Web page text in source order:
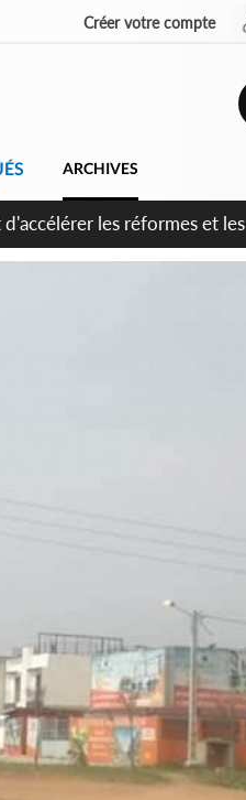
Créer votre compte
ARCHIVES
inspirer pour accélérer le